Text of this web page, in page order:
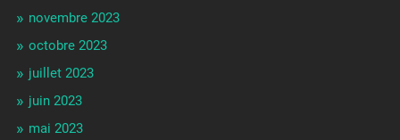
novembre 2023
octobre 2023
juillet 2023
juin 2023
mai 2023